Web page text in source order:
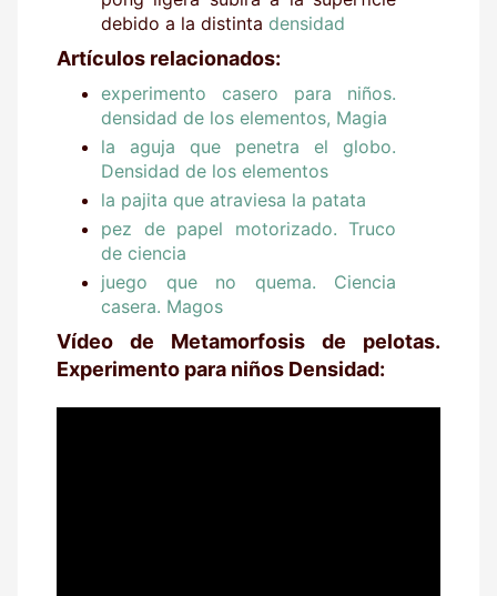
debido a la distinta densidad
Artículos relacionados:
experimento casero para niños.
densidad de los elementos, Magia
la aguja que penetra el globo.
Densidad de los elementos
la pajita que atraviesa la patata
pez de papel motorizado. Truco
de ciencia
juego que no quema. Ciencia
casera. Magos
Vídeo de Metamorfosis de pelotas.
Experimento para niños Densidad: